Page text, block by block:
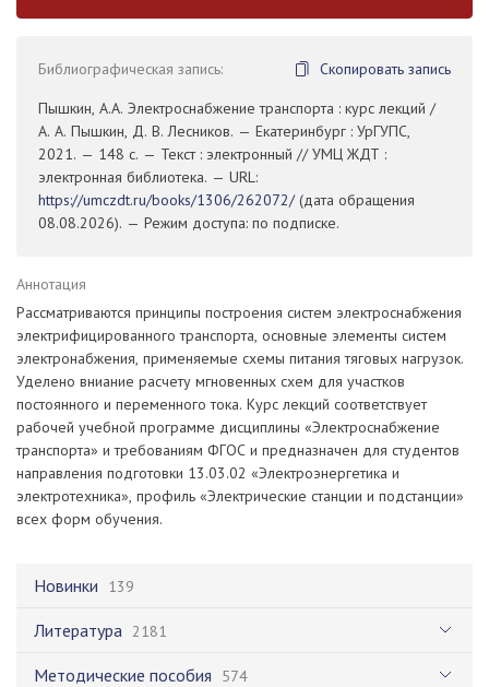
Новинки 139
Литература 2181
Методические пособия 574
Библиографическая запись:
Скопировать запись
Пышкин, А.А. Электроснабжение транспорта : курс лекций /
А. А. Пышкин, Д. В. Лесников. — Екатеринбург : УрГУПС,
2021. — 148 с. — Текст : электронный // УМЦ ЖДТ :
электронная библиотека. — URL:
https://umczdt.ru/books/1306/262072/(дата обращения
08.08.2026). — Режим доступа: по подписке.
Аннотация
Рассматриваются принципы построения систем электроснабжения
электрифицированного транспорта, основные элементы систем
электронабжения, применяемые схемы питания тяговых нагрузок.
Уделено вниание расчету мгновенных схем для участков
постоянного и переменного тока. Курс лекций соответствует
рабочей учебной программе дисциплины «Электроснабжение
транспорта» и требованиям ФГОС и предназначен для студентов
направления подготовки 13.03.02 «Электроэнергетика и
электротехника», профиль «Электрические станции и подстанции»
всех форм обучения.